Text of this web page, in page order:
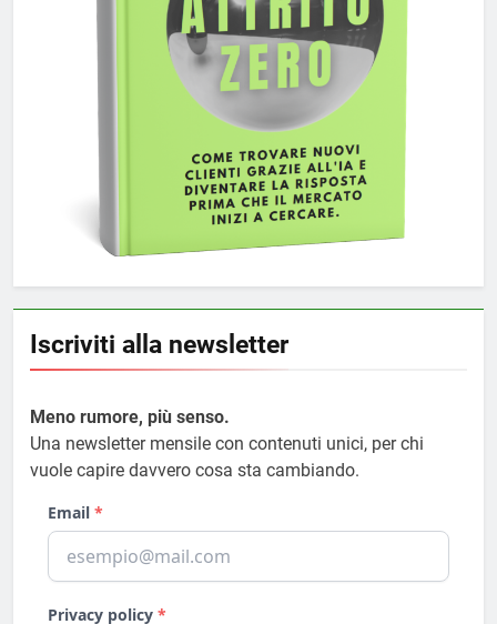
Iscriviti alla newsletter
Meno rumore, più senso.
Una newsletter mensile con contenuti unici, per chi
vuole capire davvero cosa sta cambiando.